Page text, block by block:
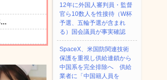
12年に外国人審判員・監督
官ら10数人を性接待（W杯
予選、五輪予選が含まれ
る）国会議員が事実確認
SpaceX、米国防関連技術
保護を重視し供給連鎖から
中国系を完全排除へ 供給
業者に「中国籍人員を